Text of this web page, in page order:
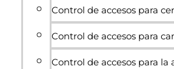
Control de accesos para
Control de accesos para
Control de accesos para